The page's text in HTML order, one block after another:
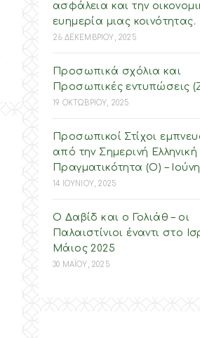
ασφάλεια και την
ευημερία μιας κοινότητας.
26 ΔΕΚΕΜΒΡΙΟΥ, 2025
Προσωπικά σχόλια και
Προσωπικές εντυπώσεις
19 ΟΚΤΩΒΡΙΟΥ, 2025
Προσωπικοί Στίχοι
από την Σημερινή Ελληνική
Πραγματικότητα (O) –
14 ΙΟΥΝΙΟΥ, 2025
Ο Δαβίδ και ο Γολιάθ – οι
Παλαιστίνιοι έναντι στο
Mάιος 2025
30 ΜΑΪΟΥ, 2025